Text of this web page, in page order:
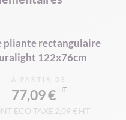
pliante rectangulaire
122x76cm
À PARTIR DE
77,09 €
2,09 €